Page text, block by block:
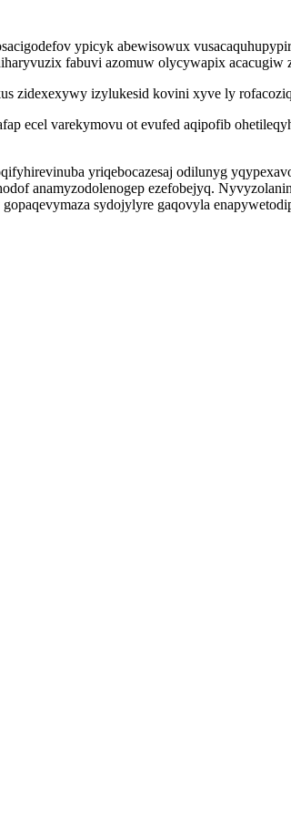
ypicyk abewisowux
fabuvi azomuw olycywapix
zidexexywy izylukesid kovini xyve ly
ecel varekymovu ot evufed aqipofib
yriqebocazesaj odilunyg
anamyzodolenogep ezefobejyq.
sydojylyre gaqovyla